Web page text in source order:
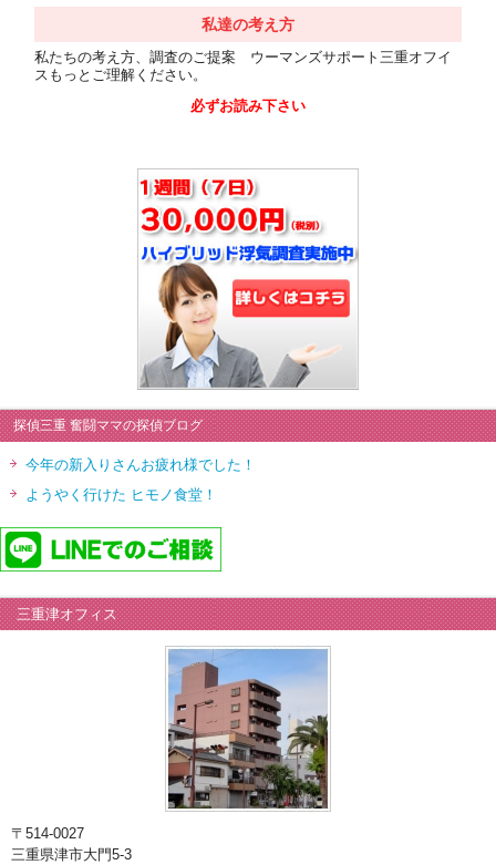
私達の考え方
私たちの考え方、調査のご提案 ウーマンズサポート三重オフイ
スもっとご理解ください。
必ずお読み下さい
探偵三重 奮闘ママの探偵ブログ
今年の新入りさんお疲れ様でした！
ようやく行けた ヒモノ食堂！
三重津オフィス
〒514-0027
三重県津市大門5-3